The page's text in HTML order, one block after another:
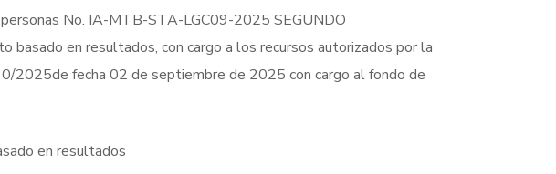
No. IA-MTB-STA-LGC09-2025 SEGUNDO
basado en resultados, con cargo a los recursos autorizados por la
2025de fecha 02 de septiembre de 2025 con cargo al fondo de
en resultados